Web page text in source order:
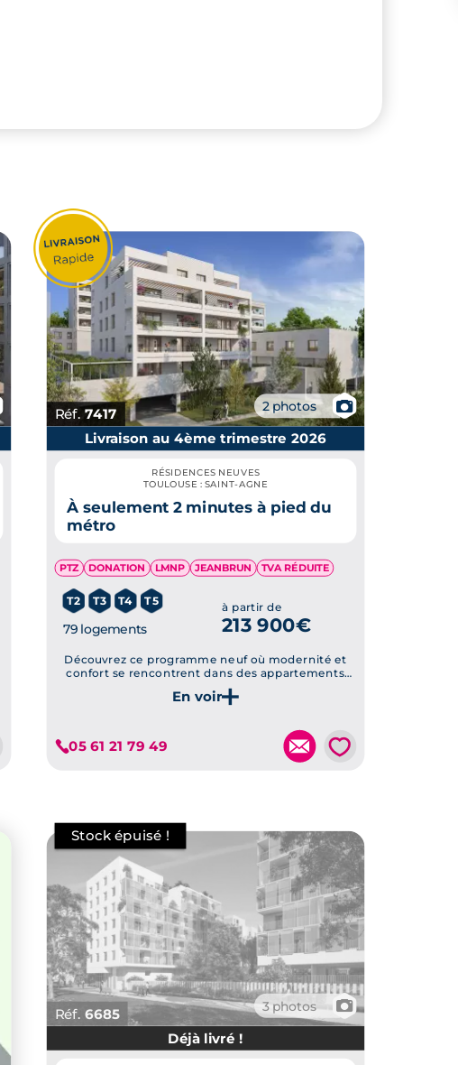
Réf. 7417 2 photos 📷
Je découvre ce programme
Livraison au 4ème trimestre 2026
RÉSIDENCES NEUVES
TOULOUSE : SAINT-AGNE
À seulement 2 minutes à pied du
métro
PTZ DONATION LMNP JEANBRUN TVA RÉDUITE
T2 T3 T4 T5
79 logements
à partir de
213 900€
Découvrez ce programme neuf où modernité et
confort se rencontrent dans des appartements
connectés entourés d'espaces verts paysagers, le
tout à proximité immédiate des transports en
05 61 21 79 49 💗
Réf. 6685 3 photos 📷
Déjà livré !